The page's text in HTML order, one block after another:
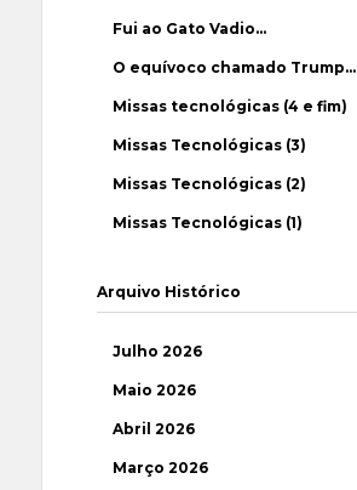
Fui ao Gato Vadio…
O equívoco chamado Trump…
Missas tecnológicas (4 e fim)
Missas Tecnológicas (3)
Missas Tecnológicas (2)
Missas Tecnológicas (1)
Arquivo Histórico
Julho 2026
Maio 2026
Abril 2026
Março 2026